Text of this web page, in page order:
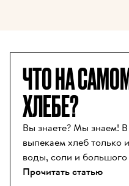
ЧТО НА
ХЛЕБЕ?
Вы знаете? Мы знаем!
выпекаем хлеб только
воды, соли и
ничего больше. Без
Прочитать статью